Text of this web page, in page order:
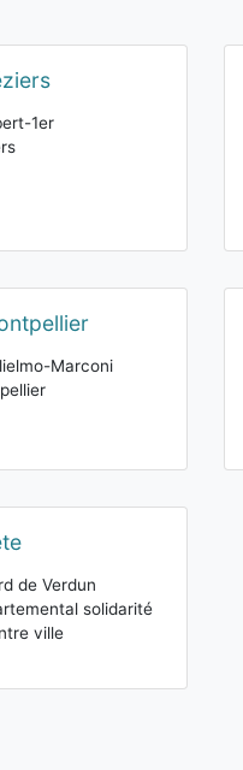
1er
Marconi
de Verdun
solidarité
ville